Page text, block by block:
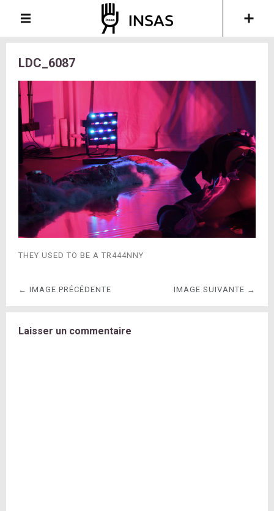
LDC_6087
THEY USED TO BE A TR444NNY
← IMAGE PRÉCÉDENTE IMAGE SUIVANTE →
Laisser un commentaire